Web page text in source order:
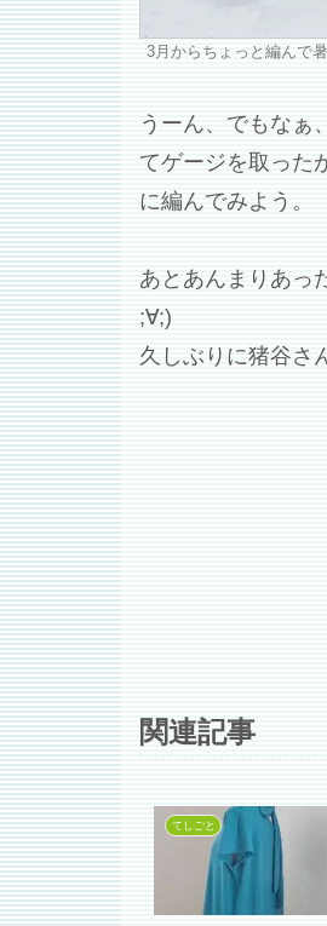
3月からちょっと編んで
うーん、でもなぁ
てゲージを取った
に編んでみよう。
あとあんまりあっ
;∀;)
久しぶりに猪谷さ
関連記事
てしごと